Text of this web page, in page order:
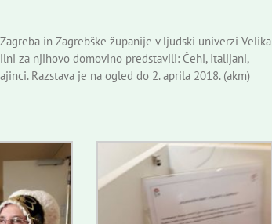
in Zagrebške županije v ljudski univerzi Velika
za njihovo domovino predstavili: Čehi, Italijani,
Razstava je na ogled do 2. aprila 2018. (akm)